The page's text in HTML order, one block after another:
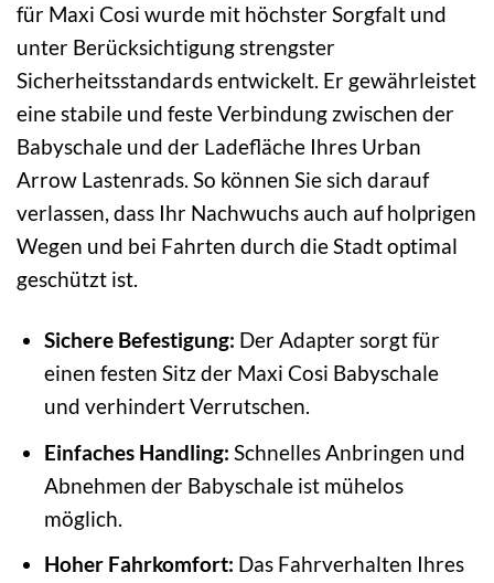
für Maxi Cosi wurde mit höchster Sorgfalt und
unter Berücksichtigung strengster
Sicherheitsstandards entwickelt. Er gewährleistet
eine stabile und feste Verbindung zwischen der
Babyschale und der Ladefläche Ihres Urban
Arrow Lastenrads. So können Sie sich darauf
verlassen, dass Ihr Nachwuchs auch auf holprigen
Wegen und bei Fahrten durch die Stadt optimal
geschützt ist.
Sichere Befestigung: Der Adapter sorgt für
einen festen Sitz der Maxi Cosi Babyschale
und verhindert Verrutschen.
Einfaches Handling: Schnelles Anbringen und
Abnehmen der Babyschale ist mühelos
möglich.
Hoher Fahrkomfort: Das Fahrverhalten Ihres